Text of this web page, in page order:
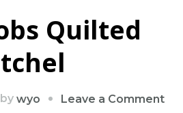
Quilted
bywyo Leave a Commenton